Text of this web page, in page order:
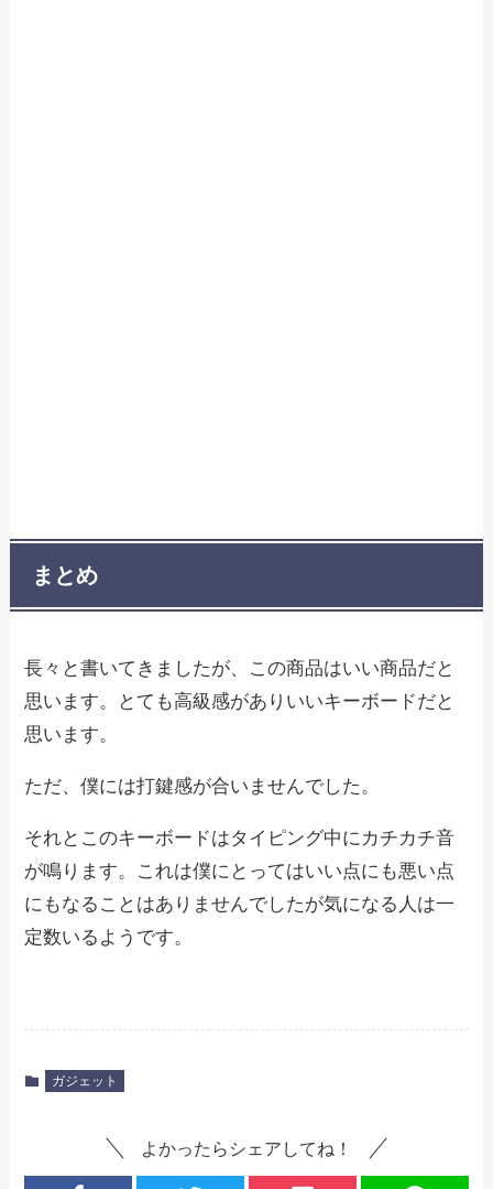
まとめ
長々と書いてきましたが、この商品はいい商品だと
思います。とても高級感がありいいキーボードだと
思います。
ただ、僕には打鍵感が合いませんでした。
それとこのキーボードはタイピング中にカチカチ音
が鳴ります。これは僕にとってはいい点にも悪い点
にもなることはありませんでしたが気になる人は一
定数いるようです。
ガジェット
よかったらシェアしてね！